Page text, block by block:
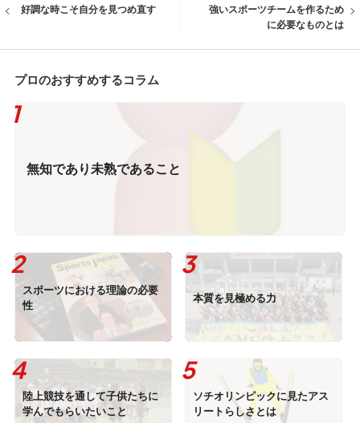
好調な時こそ自分を見つめ直す
強いスポーツチームを作るため
に必要なものとは
プロのおすすめするコラム
無知であり未熟であること
スポーツにおける理論の必要
性
本質を見極める力
陸上競技を通して子供たちに
学んでもらいたいこと
ソチオリンピックに見たアス
リートらしさとは